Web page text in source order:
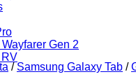
Gen 2
/ Samsung Galaxy Tab /